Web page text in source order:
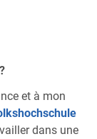
et à mon
dans une